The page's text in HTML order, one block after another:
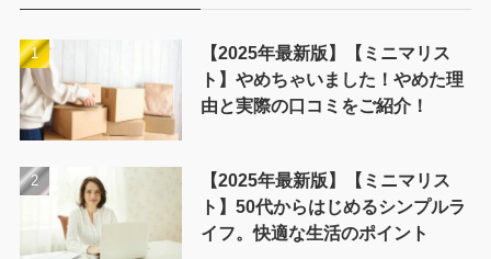
【2025年最新版】【ミニマリス
ト】やめちゃいました！やめた理
由と実際の口コミをご紹介！
【2025年最新版】【ミニマリス
ト】50代からはじめるシンプルラ
イフ。快適な生活のポイント